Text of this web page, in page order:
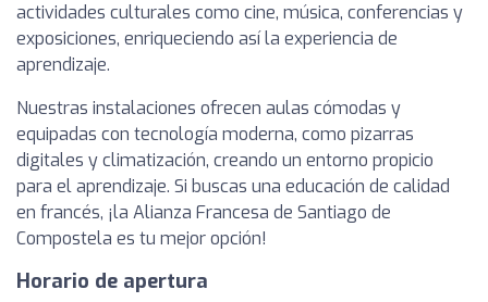
actividades culturales como cine, música, conferencias y
exposiciones, enriqueciendo así la experiencia de
aprendizaje.
Nuestras instalaciones ofrecen aulas cómodas y
equipadas con tecnología moderna, como pizarras
digitales y climatización, creando un entorno propicio
para el aprendizaje. Si buscas una educación de calidad
en francés, ¡la Alianza Francesa de Santiago de
Compostela es tu mejor opción!
Horario de apertura